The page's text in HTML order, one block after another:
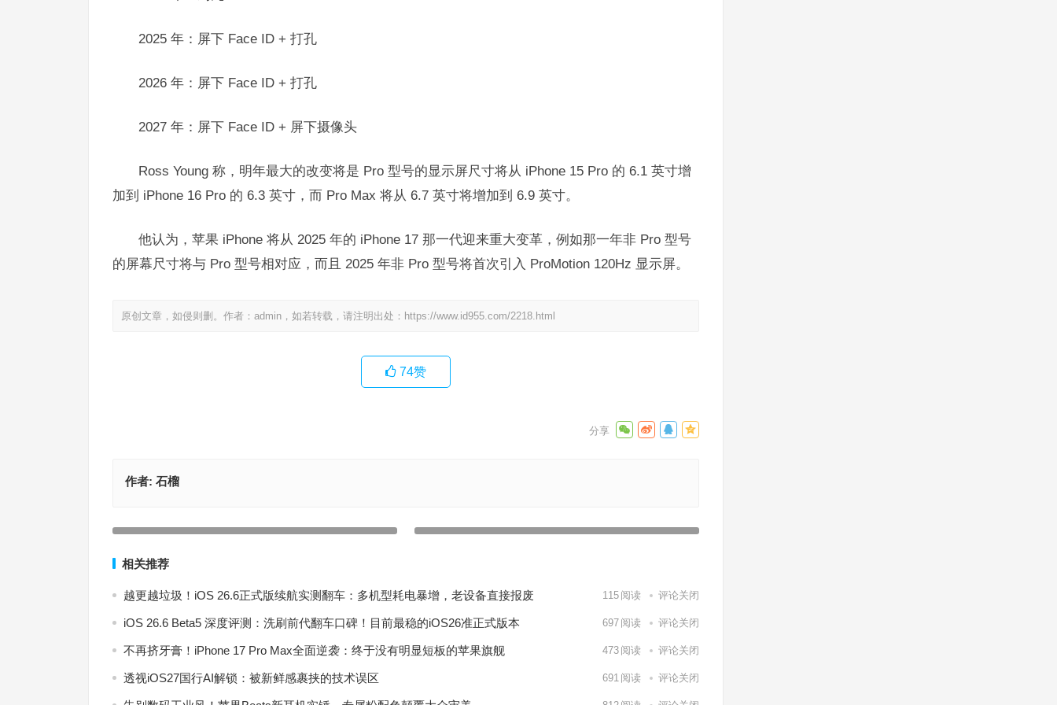
2025 年：屏下 Face ID + 打孔
2026 年：屏下 Face ID + 打孔
2027 年：屏下 Face ID + 屏下摄像头
Ross Young 称，明年最大的改变将是 Pro 型号的显示屏尺寸将从 iPhone 15 Pro 的 6.1 英寸增
加到 iPhone 16 Pro 的 6.3 英寸，而 Pro Max 将从 6.7 英寸将增加到 6.9 英寸。
他认为，苹果 iPhone 将从 2025 年的 iPhone 17 那一代迎来重大变革，例如那一年非 Pro 型号
的屏幕尺寸将与 Pro 型号相对应，而且 2025 年非 Pro 型号将首次引入 ProMotion 120Hz 显示屏。
原创文章，如侵则删。作者：admin，如若转载，请注明出处： https://www.id955.com/2218.html
74赞
作者: 石榴
相关推荐
越更越垃圾！iOS 26.6正式版续航实测翻车：多机型耗电暴增，老设备直接报废 115 阅读 评论关闭
iOS 26.6 Beta5 深度评测：洗刷前代翻车口碑！目前最稳的iOS26准正式版本 697 阅读 评论关闭
不再挤牙膏！iPhone 17 Pro Max全面逆袭：终于没有明显短板的苹果旗舰 473 阅读 评论关闭
透视iOS27国行AI解锁：被新鲜感裹挟的技术误区 691 阅读 评论关闭